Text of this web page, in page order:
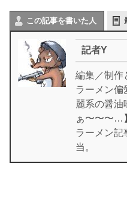
この記事を書いた人
記者Y
編集／制作
ラーメン偏
麗系の醤油
ぁ〜〜〜…
ラーメン記
当。